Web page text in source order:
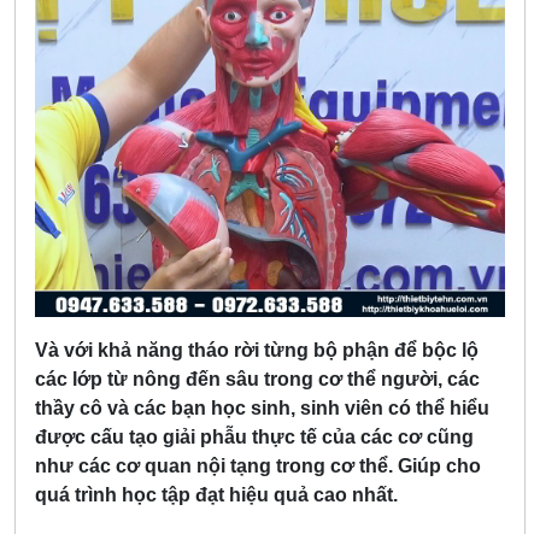
Và với khả năng tháo rời từng bộ phận để bộc lộ
các lớp từ nông đến sâu trong cơ thể người, các
thầy cô và các bạn học sinh, sinh viên có thể hiểu
được cấu tạo giải phẫu thực tế của các cơ cũng
như các cơ quan nội tạng trong cơ thể. Giúp cho
quá trình học tập đạt hiệu quả cao nhất.